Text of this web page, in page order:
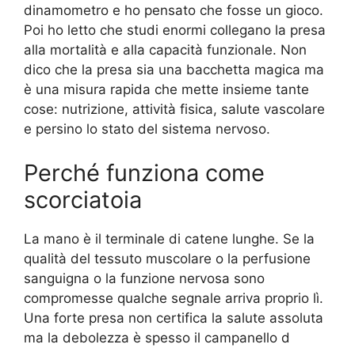
dinamometro e ho pensato che fosse un gioco.
Poi ho letto che studi enormi collegano la presa
alla mortalità e alla capacità funzionale. Non
dico che la presa sia una bacchetta magica ma
è una misura rapida che mette insieme tante
cose: nutrizione, attività fisica, salute vascolare
e persino lo stato del sistema nervoso.
Perché funziona come
scorciatoia
La mano è il terminale di catene lunghe. Se la
qualità del tessuto muscolare o la perfusione
sanguigna o la funzione nervosa sono
compromesse qualche segnale arriva proprio lì.
Una forte presa non certifica la salute assoluta
ma la debolezza è spesso il campanello d